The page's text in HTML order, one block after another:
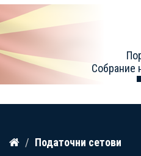
Прескокнете
Собрание
Податочни сетови